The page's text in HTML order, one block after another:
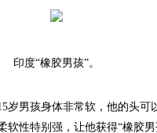
印度“橡胶男孩”。
岁男孩身体非常软，他的头可
软性特别强，让他获得“橡胶